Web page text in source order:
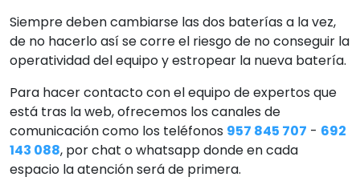
Siempre deben cambiarse las dos baterías a la vez,
de no hacerlo así se corre el riesgo de no conseguir la
operatividad del equipo y estropear la nueva batería.
Para hacer contacto con el equipo de expertos que
está tras la web, ofrecemos los canales de
comunicación como los teléfonos 957 845 707 - 692
143 088, por chat o whatsapp donde en cada
espacio la atención será de primera.